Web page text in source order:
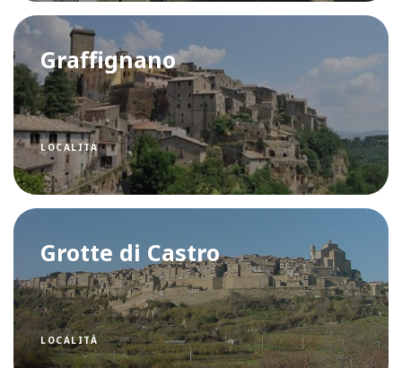
Graffignano
LOCALITÀ
Grotte di Castro
LOCALITÀ